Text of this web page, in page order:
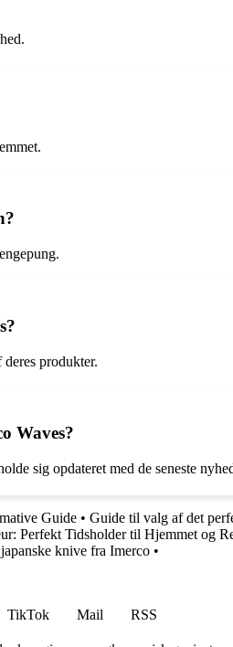
produkter.
Waves?
sig opdateret med de seneste
Guide • Guide til valg af det
Perfekt Tidsholder til Hjemmet og
knive fra Imerco •
TikTok Mail
RSS